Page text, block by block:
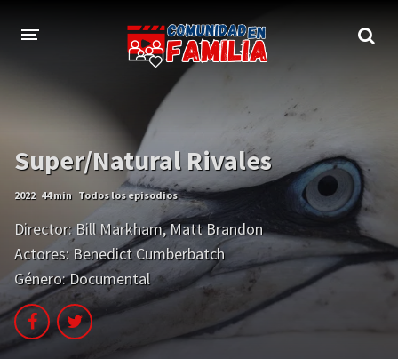
BLOG
Super/Natural Rivales
2022 44 min Todos los episodios
Director: Bill Markham,Matt Brandon
Actores: Benedict Cumberbatch
Género:Documental